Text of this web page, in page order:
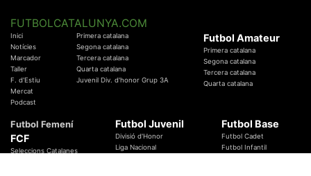
FUTBOLCATALUNYA.COM
Inici
Notícies
Marcador
Taller
F. d'Estiu
Mercat
Podcast
Primera catalana
Segona catalana
Tercera catalana
Quarta catalana
Juvenil Div. d'honor Grup 3A
Futbol Amateur
Primera catalana
Segona catalana
Tercera catalana
Quarta catalana
Futbol Femení
FCF
Seleccions Catalanes
Futbol Juvenil
Divisió d'Honor
Liga Nacional
Futbol Base
Futbol Cadet
Futbol Infantil